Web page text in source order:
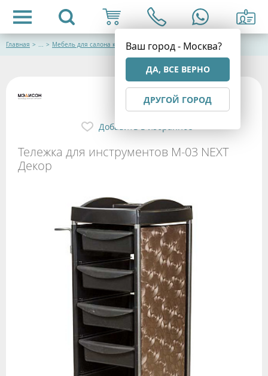
Ваш город - Москва?
ДА, ВСЕ ВЕРНО
ДРУГОЙ ГОРОД
Главная > ... > Мебель для салона красоты
Тележка для инструментов М-03 NEXT
Декор
Добавить в избранное